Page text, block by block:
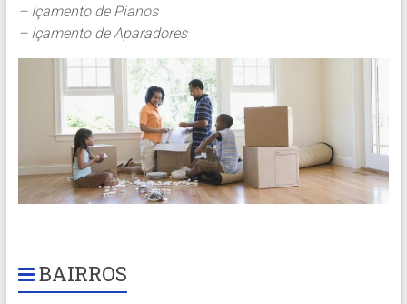
– Içamento de Pianos
– Içamento de Aparadores
BAIRROS